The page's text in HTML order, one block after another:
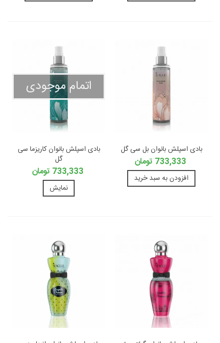
بادی اسپلش بانوان بل سی گل
733,333 تومان
افزودن به سبد خرید
اتمام موجودی
بادی اسپلش بانوان کاریزما سی
گل
733,333 تومان
نمایش